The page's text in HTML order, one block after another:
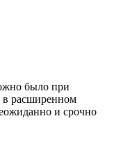
было при
в расширенном
и срочно